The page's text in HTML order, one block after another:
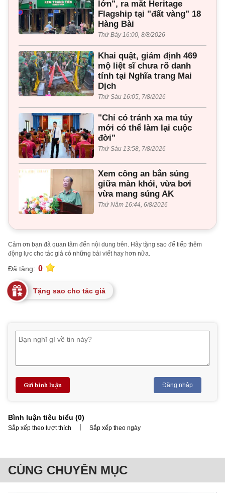
lớn", ra mắt Heritage
Flagship tại "đất vàng" 18
Hàng Bài
Thứ Bảy 16:00, 8/8/2026
Khai quật, giám định 469
mộ liệt sĩ chưa rõ danh
tính tại Nghĩa trang Mai
Dịch
Thứ Sáu 16:05, 7/8/2026
"Chỉ có tránh xa ma túy
mới có thể làm lại cuộc
đời"
Thứ Sáu 13:58, 7/8/2026
Xem công an bắn súng
giữa màn khói, vừa bơi
vừa mang súng AK
Thứ Năm 16:44, 6/8/2026
Cảm ơn bạn đã quan tâm đến nội dung trên. Hãy tặng sao để tiếp thêm
động lực cho tác giả có những bài viết hay hơn nữa.
Đã tặng: 0
Tặng sao cho tác giả
Gửi bình luận Đăng nhập
Bình luận tiêu biểu (0)
Sắp xếp theo lượt thích | Sắp xếp theo ngày
CÙNG CHUYÊN MỤC